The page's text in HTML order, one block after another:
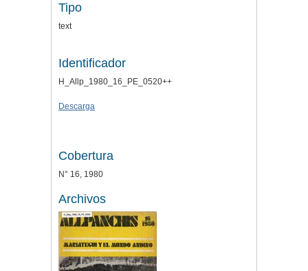
Tipo
text
Identificador
H_Allp_1980_16_PE_0520++
Descarga
Cobertura
N° 16, 1980
Archivos